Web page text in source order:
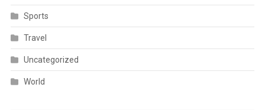
Sports
Travel
Uncategorized
World